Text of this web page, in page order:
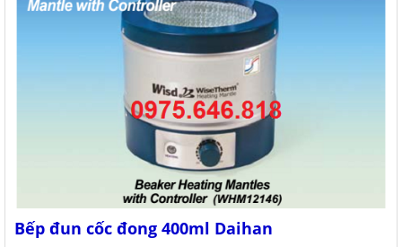
Bếp đun cốc đong 400ml Daihan